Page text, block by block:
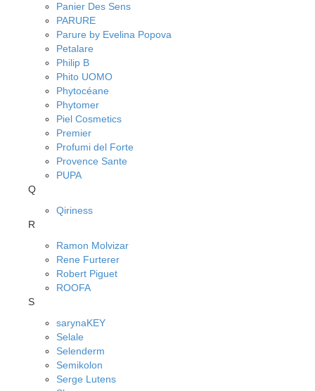
Panier Des Sens
PARURE
Parure by Evelina Popova
Petalare
Philip B
Phito UOMO
Phytocéane
Phytomer
Piel Cosmetics
Premier
Profumi del Forte
Provence Sante
PUPA
Q
Qiriness
R
Ramon Molvizar
Rene Furterer
Robert Piguet
ROOFA
S
sarynaKEY
Selale
Selenderm
Semikolon
Serge Lutens